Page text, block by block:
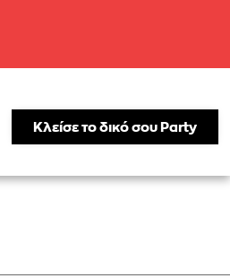
Κλείσε το δικό σου Party